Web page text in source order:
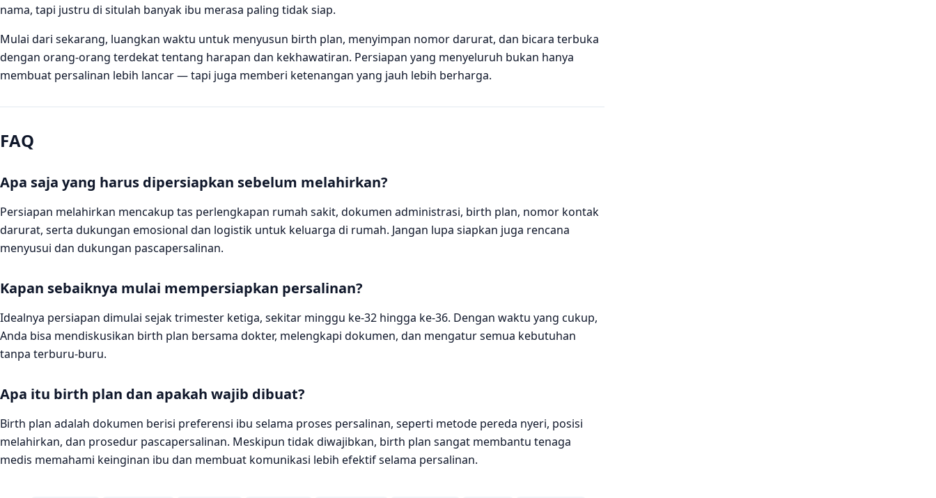
nama, tapi justru di situlah banyak ibu merasa paling tidak siap.
Mulai dari sekarang, luangkan waktu untuk menyusun birth plan, menyimpan nomor darurat, dan bicara terbuka
dengan orang-orang terdekat tentang harapan dan kekhawatiran. Persiapan yang menyeluruh bukan hanya
membuat persalinan lebih lancar — tapi juga memberi ketenangan yang jauh lebih berharga.
FAQ
Apa saja yang harus dipersiapkan sebelum melahirkan?
Persiapan melahirkan mencakup tas perlengkapan rumah sakit, dokumen administrasi, birth plan, nomor kontak
darurat, serta dukungan emosional dan logistik untuk keluarga di rumah. Jangan lupa siapkan juga rencana
menyusui dan dukungan pascapersalinan.
Kapan sebaiknya mulai mempersiapkan persalinan?
Idealnya persiapan dimulai sejak trimester ketiga, sekitar minggu ke-32 hingga ke-36. Dengan waktu yang cukup,
Anda bisa mendiskusikan birth plan bersama dokter, melengkapi dokumen, dan mengatur semua kebutuhan
tanpa terburu-buru.
Apa itu birth plan dan apakah wajib dibuat?
Birth plan adalah dokumen berisi preferensi ibu selama proses persalinan, seperti metode pereda nyeri, posisi
melahirkan, dan prosedur pascapersalinan. Meskipun tidak diwajibkan, birth plan sangat membantu tenaga
medis memahami keinginan ibu dan membuat komunikasi lebih efektif selama persalinan.